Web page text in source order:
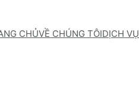
CHỦVỀ CHÚNG TÔIDỊCH VỤ